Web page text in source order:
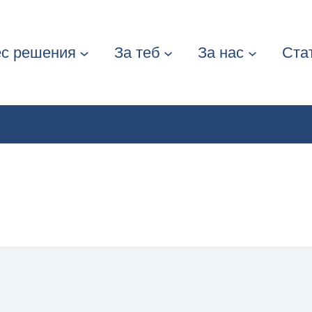
решения
За теб За нас